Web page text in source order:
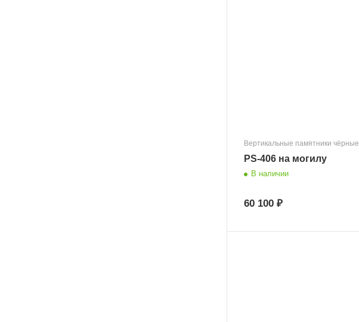
Вертикальные памятники чёрные
PS-406 на могилу
В наличии
60 100 ₽